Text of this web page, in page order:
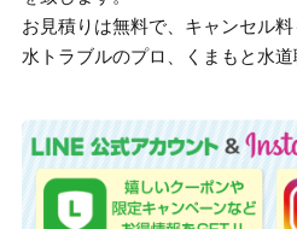
お見積りは無料で、キャンセル料
水トラブルのプロ、くまもと水